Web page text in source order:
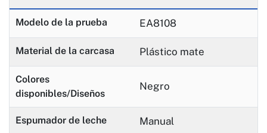
Modelo de la prueba EA8108
Material de la carcasa Plástico mate
Colores
disponibles/Diseños
Negro
Espumador de leche Manual